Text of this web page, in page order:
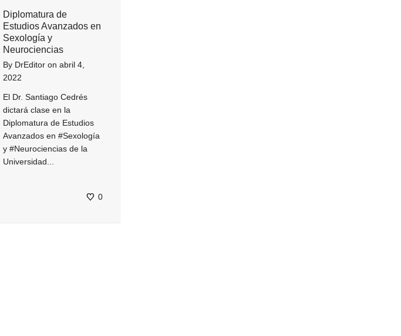
Diplomatura de
Estudios Avanzados en
Sexología y
Neurociencias
By DrEditor on abril 4,
2022
El Dr. Santiago Cedrés
dictará clase en la
Diplomatura de Estudios
Avanzados en #Sexología
y #Neurociencias de la
Universidad...
0